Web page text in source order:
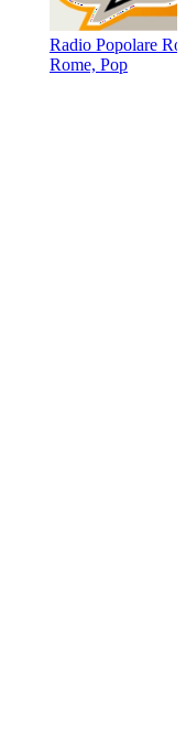
Radio Popolare
Rome, Pop